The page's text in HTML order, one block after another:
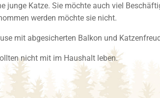
junge Katze. Sie möchte auch viel
werden möchte sie nicht.
mit abgesicherten Balkon und
nicht mit im Haushalt leben.